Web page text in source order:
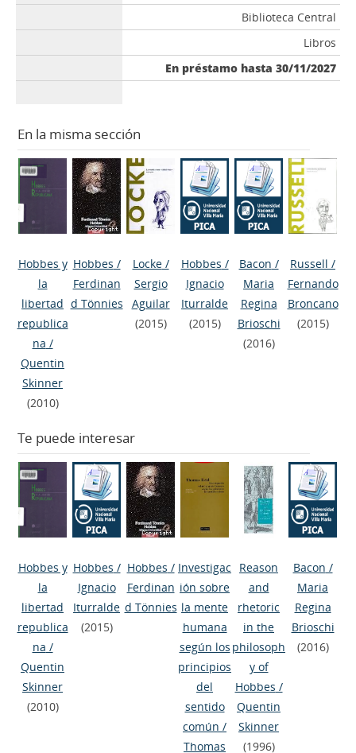
Biblioteca Central
Libros
En préstamo hasta 30/11/2027
En la misma sección
Hobbes y
la
libertad
republica
na /
Quentin
Skinner
(2010)
Hobbes /
Ferdinan
d Tönnies
Locke/
Sergio
Aguilar
(2015)
Hobbes /
Ignacio
Iturralde
(2015)
Bacon /
Maria
Regina
Brioschi
(2016)
Russell /
Fernando
Broncano
(2015)
Te puede interesar
Hobbes y
la
libertad
republica
na /
Quentin
Skinner
(2010)
Hobbes /
Ignacio
Iturralde
(2015)
Hobbes /
Ferdinan
d Tönnies
Investigac
ión sobre
la mente
humana
según los
principios
del
sentido
común /
Thomas
Reason
and
rhetoric
in the
philosoph
y of
Hobbes /
Quentin
Skinner
(1996)
Bacon /
Maria
Regina
Brioschi
(2016)